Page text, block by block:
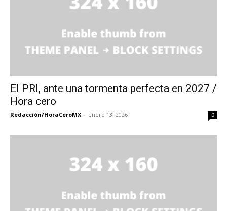
El PRI, ante una tormenta perfecta en 2027 /
Hora cero
Redacción/HoraCeroMX - enero 13, 2026 0